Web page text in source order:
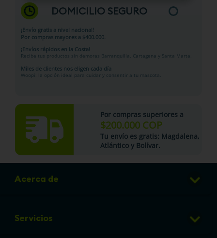
DOMICILIO SEGURO
¡Envío gratis a nivel nacional!
Por compras mayores a $400.000.
¡Envíos rápidos en la Costa!
Recibe tus productos sin demoras Barranquilla, Cartagena y Santa Marta.
Miles de clientes nos eligen cada día
Woopi: la opción ideal para cuidar y consentir a tu mascota.
Por compras superiores a
$200.000 COP
Tu envío es gratis: Magdalena,
Atlántico y Bolívar.
Acerca de
Club de Puntos
Servicios